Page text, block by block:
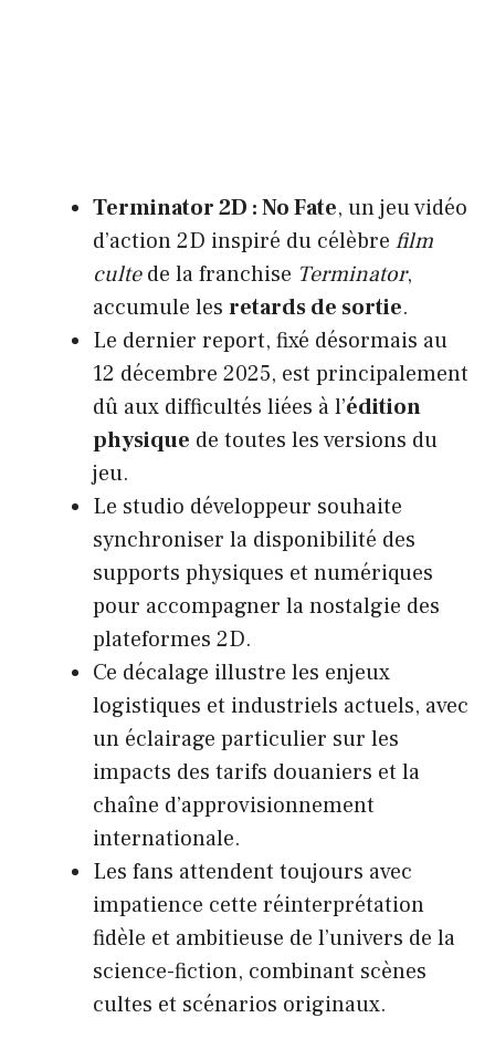
Terminator 2D : No Fate, un jeu vidéo
d’action 2D inspiré du célèbre film
cultede la franchise Terminator,
accumule les retards de sortie.
Le dernier report, fixé désormais au
12 décembre 2025, est principalement
dû aux difficultés liées à l’édition
physique de toutes les versions du
jeu.
Le studio développeur souhaite
synchroniser la disponibilité des
supports physiques et numériques
pour accompagner la nostalgie des
plateformes 2D.
Ce décalage illustre les enjeux
logistiques et industriels actuels, avec
un éclairage particulier sur les
impacts des tarifs douaniers et la
chaîne d’approvisionnement
internationale.
Les fans attendent toujours avec
impatience cette réinterprétation
fidèle et ambitieuse de l’univers de la
science-fiction, combinant scènes
cultes et scénarios originaux.